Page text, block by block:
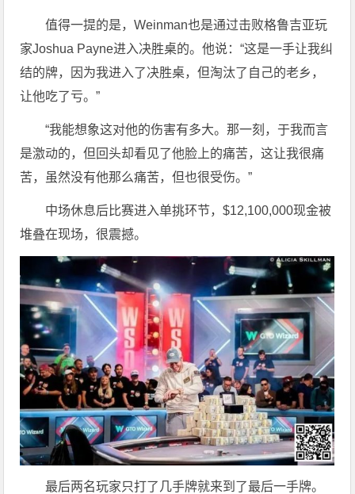
值得一提的是，Weinman也是通过击败格鲁吉亚玩
家Joshua Payne进入决胜桌的。他说：“这是一手让我纠
结的牌，因为我进入了决胜桌，但淘汰了自己的老乡，
让他吃了亏。”
“我能想象这对他的伤害有多大。那一刻，于我而言
是激动的，但回头却看见了他脸上的痛苦，这让我很痛
苦，虽然没有他那么痛苦，但也很受伤。”
中场休息后比赛进入单挑环节，$12,100,000现金被
堆叠在现场，很震撼。
最后两名玩家只打了几手牌就来到了最后一手牌。